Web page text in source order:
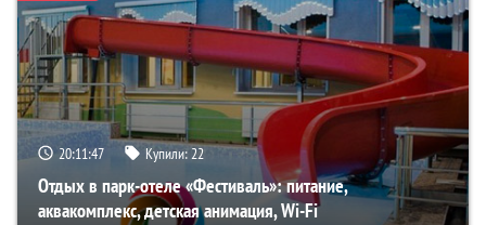
20:11:45 Купили:22
Отдых в парк-отеле «Фестиваль»: питание,
аквакомплекс, детская анимация, Wi-Fi